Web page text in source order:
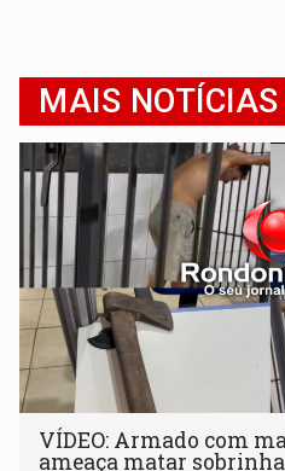
MAIS NOTÍCIAS
VÍDEO: Armado com
ameaça matar